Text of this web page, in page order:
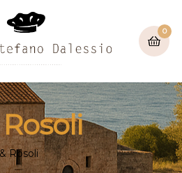
0
Rosoli